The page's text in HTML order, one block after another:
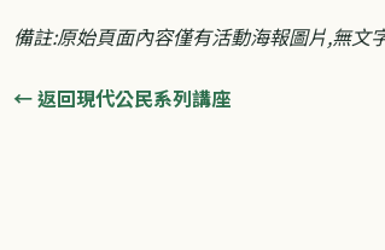
備註:原始頁面內容僅有活動海報圖片,無文
← 返回現代公民系列講座